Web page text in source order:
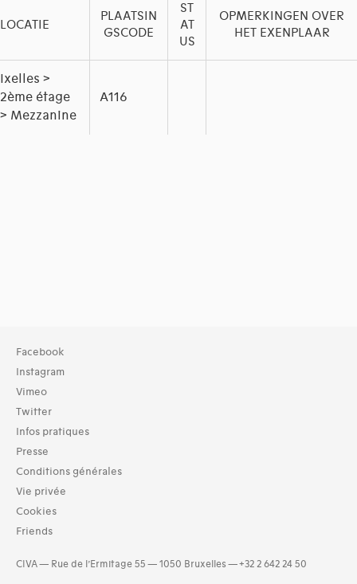
LOCATIE
PLAATSIN
GSCODE
ST
AT
US
OPMERKINGEN OVER
HET EXENPLAAR
Ixelles >
2ème étage
> Mezzanine
A116
Facebook
Instagram
Vimeo
Twitter
Infos pratiques
Presse
Conditions générales
Vie privée
Cookies
Friends
CIVA — Rue de l’Ermitage 55 — 1050 Bruxelles — +32 2 642 24 50